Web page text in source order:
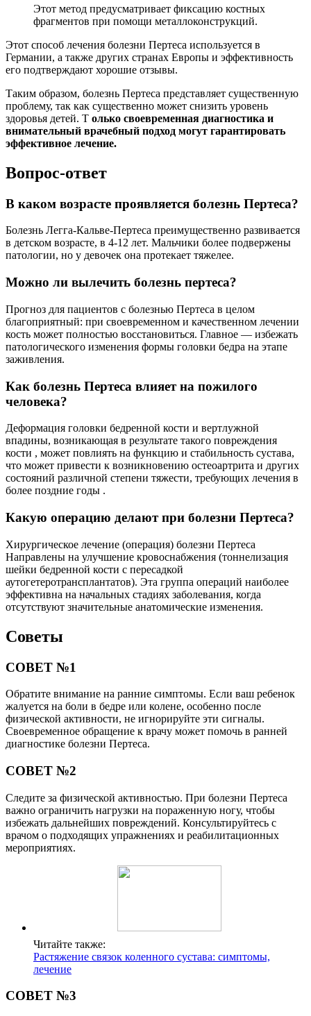
Этот метод предусматривает фиксацию костных
фрагментов при помощи металлоконструкций.
Этот способ лечения болезни Пертеса используется в
Германии, а также других странах Европы и эффективность
его подтверждают хорошие отзывы.
Таким образом, болезнь Пертеса представляет существенную
проблему, так как существенно может снизить уровень
здоровья детей. Т олько своевременная диагностика и
внимательный врачебный подход могут гарантировать
эффективное лечение.
Вопрос-ответ
В каком возрасте проявляется болезнь Пертеса?
Болезнь Легга-Кальве-Пертеса преимущественно развивается
в детском возрасте, в 4-12 лет. Мальчики более подвержены
патологии, но у девочек она протекает тяжелее.
Можно ли вылечить болезнь пертеса?
Прогноз для пациентов с болезнью Пертеса в целом
благоприятный: при своевременном и качественном лечении
кость может полностью восстановиться. Главное — избежать
патологического изменения формы головки бедра на этапе
заживления.
Как болезнь Пертеса влияет на пожилого
человека?
Деформация головки бедренной кости и вертлужной
впадины, возникающая в результате такого повреждения
кости , может повлиять на функцию и стабильность сустава,
что может привести к возникновению остеоартрита и других
состояний различной степени тяжести, требующих лечения в
более поздние годы .
Какую операцию делают при болезни Пертеса?
Хирургическое лечение (операция) болезни Пертеса
Направлены на улучшение кровоснабжения (тоннелизация
шейки бедренной кости с пересадкой
аутогетеротрансплантатов). Эта группа операций наиболее
эффективна на начальных стадиях заболевания, когда
отсутствуют значительные анатомические изменения.
Советы
СОВЕТ №1
Обратите внимание на ранние симптомы. Если ваш ребенок
жалуется на боли в бедре или колене, особенно после
физической активности, не игнорируйте эти сигналы.
Своевременное обращение к врачу может помочь в ранней
диагностике болезни Пертеса.
СОВЕТ №2
Следите за физической активностью. При болезни Пертеса
важно ограничить нагрузки на пораженную ногу, чтобы
избежать дальнейших повреждений. Консультируйтесь с
врачом о подходящих упражнениях и реабилитационных
мероприятиях.
Читайте также:
Растяжение связок коленного сустава: симптомы,
лечение
СОВЕТ №3